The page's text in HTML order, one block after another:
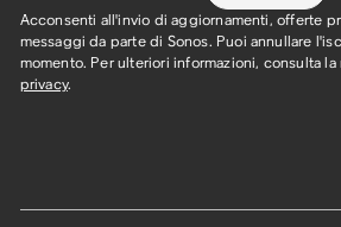
Acconsenti all'invio di aggiornamenti, offerte
messaggi da parte di Sonos. Puoi annullare
momento. Per ulteriori informazioni, consulta la
privacy.